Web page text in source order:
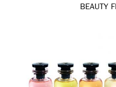
BEAUTY